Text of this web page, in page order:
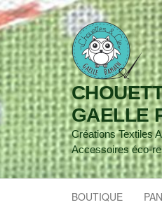
GAELLE
Créations Textiles
Accessoires éco-
BOUTIQUE